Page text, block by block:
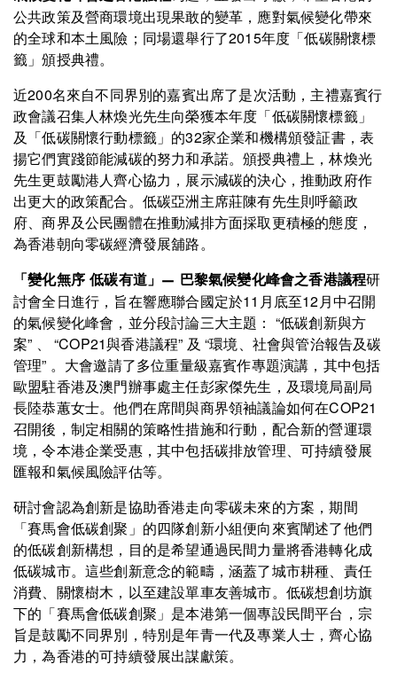
公共政策及營商環境出現果敢的變革，應對氣候變化帶來
的全球和本土風險；同場還舉行了2015年度「低碳關懷標
籤」頒授典禮。
近200名來自不同界別的嘉賓出席了是次活動，主禮嘉賓行
政會議召集人林煥光先生向榮獲本年度「低碳關懷標籤」
及「低碳關懷行動標籤」的32家企業和機構頒發証書，表
揚它們實踐節能減碳的努力和承諾。頒授典禮上，林煥光
先生更鼓勵港人齊心協力，展示減碳的決心，推動政府作
出更大的政策配合。低碳亞洲主席莊陳有先生則呼籲政
府、商界及公民團體在推動減排方面採取更積極的態度，
為香港朝向零碳經濟發展舖路。
「變化無序 低碳有道」— 巴黎氣候變化峰會之香港議程研
討會全日進行，旨在響應聯合國定於11月底至12月中召開
的氣候變化峰會，並分段討論三大主題： “低碳創新與方
案” 、 “COP21與香港議程” 及 “環境、社會與管治報告及碳
管理” 。大會邀請了多位重量級嘉賓作專題演講，其中包括
歐盟駐香港及澳門辦事處主任彭家傑先生，及環境局副局
長陸恭蕙女士。他們在席間與商界領袖議論如何在COP21
召開後，制定相關的策略性措施和行動，配合新的營運環
境，令本港企業受惠，其中包括碳排放管理、可持續發展
匯報和氣候風險評估等。
研討會認為創新是協助香港走向零碳未來的方案，期間
「賽馬會低碳創聚」的四隊創新小組便向來賓闡述了他們
的低碳創新構想，目的是希望通過民間力量將香港轉化成
低碳城市。這些創新意念的範疇，涵蓋了城市耕種、責任
消費、關懷樹木，以至建設單車友善城市。低碳想創坊旗
下的「賽馬會低碳創聚」是本港第一個專設民間平台，宗
旨是鼓勵不同界別，特別是年青一代及專業人士，齊心協
力，為香港的可持續發展出謀獻策。